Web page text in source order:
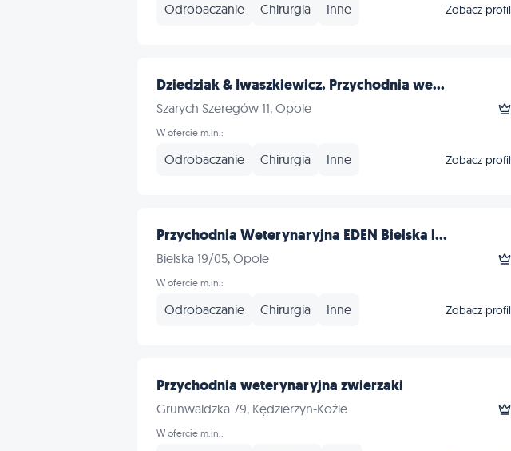
Odrobaczanie Chirurgia Inne Zobacz profil
Dziedziak & Iwaszkiewicz. Przychodnia we...
Szarych Szeregów 11, Opole
W ofercie m.in.:
Odrobaczanie Chirurgia Inne Zobacz profil
Przychodnia Weterynaryjna EDEN Bielska l...
Bielska 19/05, Opole
W ofercie m.in.:
Odrobaczanie Chirurgia Inne Zobacz profil
Przychodnia weterynaryjna zwierzaki
Grunwaldzka 79, Kędzierzyn-Koźle
W ofercie m.in.: